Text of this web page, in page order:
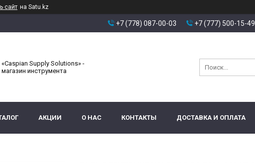
сайт на Satu.kz
+7 (778) 087-00-03 +7 (777) 500-15-49
«Caspian Supply Solutions» -
магазин инструмента
АКЦИИ О НАС КОНТАКТЫ ДОСТАВКА И ОПЛАТА